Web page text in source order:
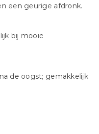
een geurige afdronk.
bij mooie
de oogst; gemakkelijk